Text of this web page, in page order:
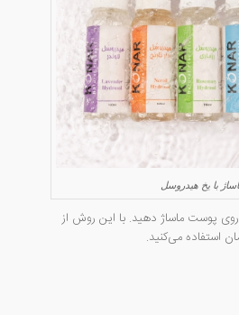
با یخ هیدروسل
پوست ماساژ دهید. با این روش از
استفاده می‌کنید.